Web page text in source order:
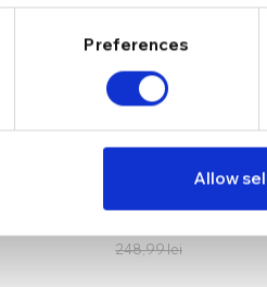
Preferences
Allow
Cercei din argint
Clover Stud Silver
248,99lei